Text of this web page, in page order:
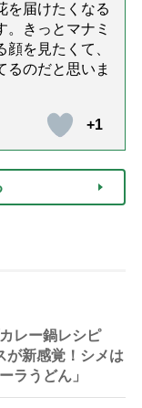
を届けたくなる
。きっとマナミ
を見たくて、
るのだと思いま
+1
レー鍋レシピ
が新感覚！シメは
ラうどん」